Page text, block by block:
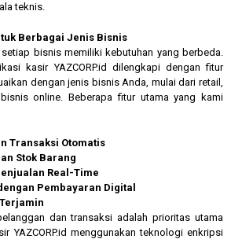
teknis.
Berbagai Jenis Bisnis
bisnis memiliki kebutuhan yang berbeda.
kasir YAZCORP.id dilengkapi dengan fitur
dengan jenis bisnis Anda, mulai dari retail,
online. Beberapa fitur utama yang kami
Transaksi Otomatis
Stok Barang
Real-Time
Pembayaran Digital
dan transaksi adalah prioritas utama
YAZCORP.id menggunakan teknologi enkripsi